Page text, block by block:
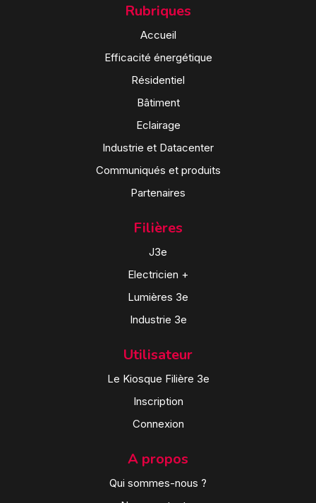
Rubriques
Accueil
Efficacité énergétique
Résidentiel
Bâtiment
Eclairage
Industrie et Datacenter
Communiqués et produits
Partenaires
Filières
J3e
Electricien +
Lumières 3e
Industrie 3e
Utilisateur
Le Kiosque Filière 3e
Inscription
Connexion
A propos
Qui sommes-nous ?